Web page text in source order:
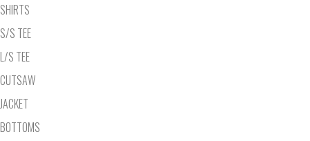
SHIRTS
S/S TEE
L/S TEE
CUTSAW
JACKET
BOTTOMS